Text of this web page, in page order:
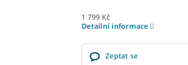
1 799 Kč
Detailní informace
Zeptat se